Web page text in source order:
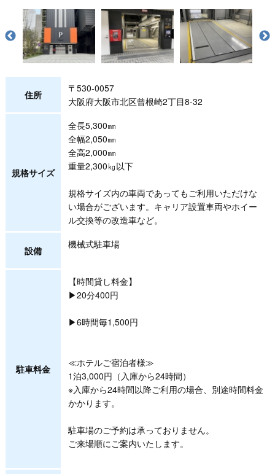
住所
〒530-0057
大阪府大阪市北区曾根崎2丁目8-32
規格サイズ
全長5,300㎜
全幅2,050㎜
全高2,000㎜
重量2,300㎏以下
規格サイズ内の車両であってもご利用いただけな
い場合がございます。キャリア設置車両やホイー
ル交換等の改造車など。
設備
機械式駐車場
駐車料金
【時間貸し料金】
▶20分400円
▶6時間毎1,500円
≪ホテルご宿泊者様≫
1泊3,000円（入庫から24時間）
※入庫から24時間以降ご利用の場合、別途時間料金
かかります。
駐車場のご予約は承っておりません。
ご来場順にご案内いたします。